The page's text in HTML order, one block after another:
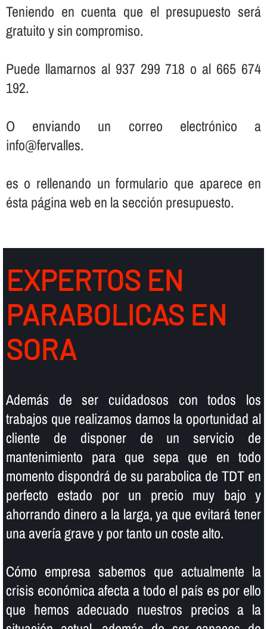
Teniendo en cuenta que el presupuesto será
gratuito y sin compromiso.
Puede llamarnos al 937 299 718 o al 665 674
192.
O enviando un correo electrónico a
info@fervalles.
es o rellenando un formulario que aparece en
ésta página web en la sección presupuesto.
EXPERTOS EN
PARABOLICAS EN
SORA
Además de ser cuidadosos con todos los
trabajos que realizamos damos la oportunidad al
cliente de disponer de un servicio de
mantenimiento para que sepa que en todo
momento dispondrá de su parabolica de TDT en
perfecto estado por un precio muy bajo y
ahorrando dinero a la larga, ya que evitará tener
una averí­a grave y por tanto un coste alto.
Cómo empresa sabemos que actualmente la
crisis económica afecta a todo el paí­s es por ello
que hemos adecuado nuestros precios a la